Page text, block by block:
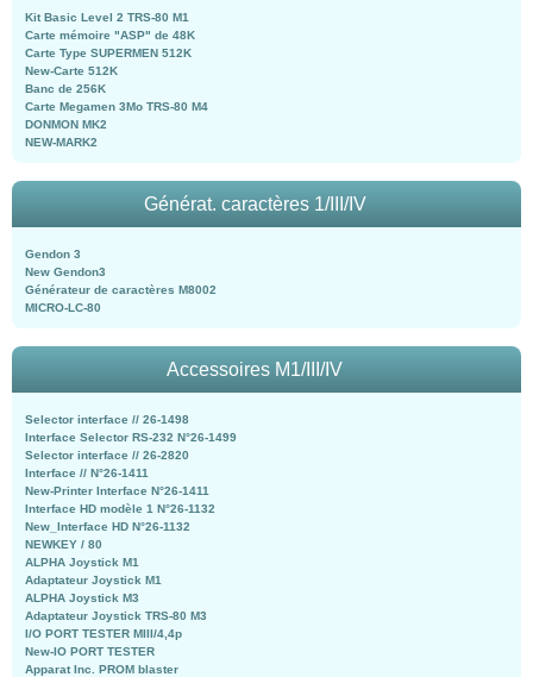
Kit Basic Level 2 TRS-80 M1
Carte mémoire "ASP" de 48K
Carte Type SUPERMEN 512K
New-Carte 512K
Banc de 256K
Carte Megamen 3Mo TRS-80 M4
DONMON MK2
NEW-MARK2
Générat. caractères 1/III/IV
Gendon 3
New Gendon3
Générateur de caractères M8002
MICRO-LC-80
Accessoires M1/III/IV
Selector interface // 26-1498
Interface Selector RS-232 N°26-1499
Selector interface // 26-2820
Interface // N°26-1411
New-Printer Interface N°26-1411
Interface HD modèle 1 N°26-1132
New_Interface HD N°26-1132
NEWKEY / 80
ALPHA Joystick M1
Adaptateur Joystick M1
ALPHA Joystick M3
Adaptateur Joystick TRS-80 M3
I/O PORT TESTER MIII/4,4p
New-IO PORT TESTER
Apparat Inc. PROM blaster